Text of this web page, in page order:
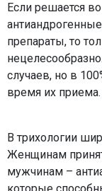
Если решается
препараты, то
случаев, но в
время их приема.
В трихологии
Женщинам
мужчинам –